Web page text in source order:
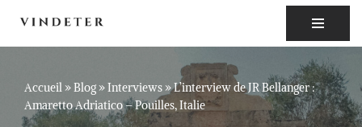
Accueil»Blog»Interviews »L’interview de JR Bellanger :
Amaretto Adriatico – Pouilles, Italie